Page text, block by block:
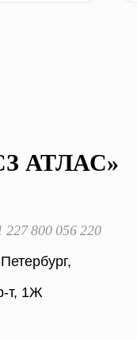
АТЛАС»
800 056 220
т, 1Ж